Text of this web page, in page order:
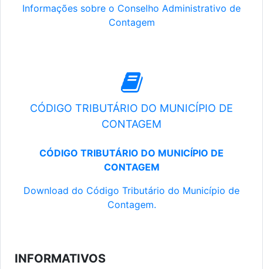
Informações sobre o Conselho Administrativo de
Contagem
CÓDIGO TRIBUTÁRIO DO MUNICÍPIO DE
CONTAGEM
CÓDIGO TRIBUTÁRIO DO MUNICÍPIO DE
CONTAGEM
Download do Código Tributário do Município de
Contagem.
INFORMATIVOS